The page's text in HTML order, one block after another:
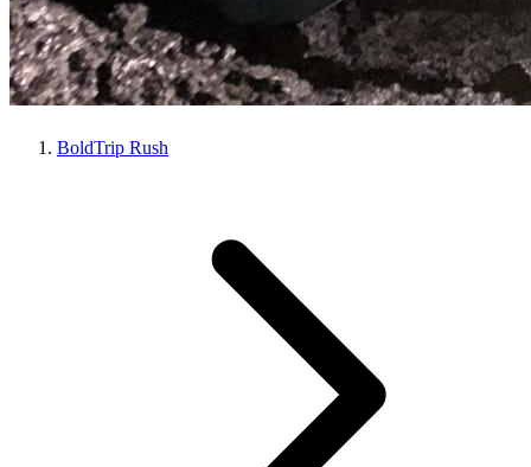
BoldTrip Rush